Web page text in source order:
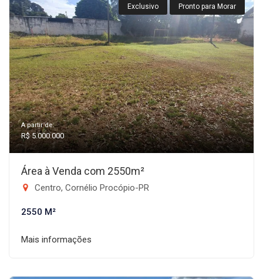
Exclusivo Pronto para Morar
A partir de:
R$ 5.000.000
Área à Venda com 2550m²
Centro, Cornélio Procópio-PR
2550 M²
Mais informações